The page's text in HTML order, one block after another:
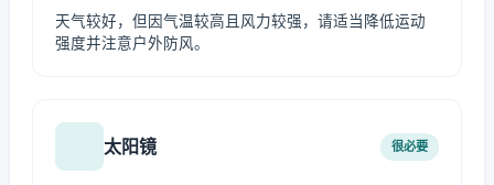
天气较好，但因气温较高且风力较强，请适当降低运动
强度并注意户外防风。
太阳镜 很必要